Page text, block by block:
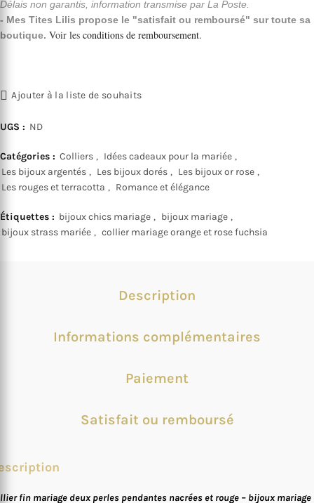
Délais non garantis, information transmise par La Poste.
- Mes Tites Lilis propose le "satisfait ou remboursé" sur toute sa
boutique. Voir les conditions de remboursement.
Ajouter à la liste de souhaits
UGS : ND
Catégories : Colliers , Idées cadeaux pour la mariée ,
Les bijoux argentés , Les bijoux dorés , Les bijoux or rose ,
Les rouges et terracotta , Romance et élégance
Étiquettes : bijoux chics mariage , bijoux mariage ,
bijoux strass mariée , collier mariage orange et rose fuchsia
Description
Informations complémentaires
Paiement
Satisfait ou remboursé
fin mariage deux perles pendantes nacrées et rouge – bijoux mariage